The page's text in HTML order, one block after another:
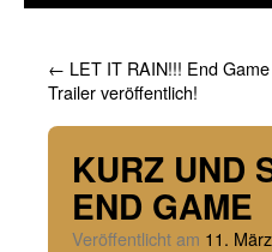
← LET IT RAIN!!! End
Trailer veröffentlich!
KURZ UND
END GAME
Veröffentlicht am 11.